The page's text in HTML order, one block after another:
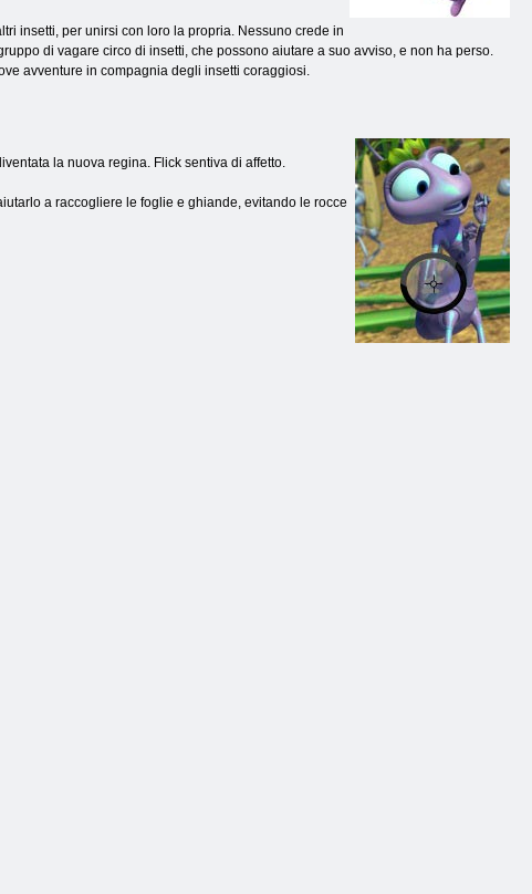
insetti, per unirsi con loro la propria. Nessuno crede in
di vagare circo di insetti, che possono aiutare a suo avviso, e non ha perso.
avventure in compagnia degli insetti coraggiosi.
la nuova regina. Flick sentiva di affetto.
a raccogliere le foglie e ghiande, evitando le rocce